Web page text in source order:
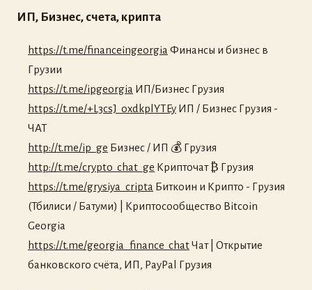
ИП, Бизнес, счета, крипта
https://t.me/financeingeorgia Финансы и бизнес в
Грузии
https://t.me/ipgeorgia ИП/Бизнес Грузия
https://t.me/+L3csJ_oxdkplYTEy ИП / Бизнес Грузия -
ЧАТ
http://t.me/ip_ge Бизнес / ИП 💰 Грузия
http://t.me/crypto_chat_ge Крипточат ₿ Грузия
https://t.me/grysiya_cripta Биткоин и Крипто - Грузия
(Тбилиси / Батуми) | Криптосообщество Bitcoin
Georgia
https://t.me/georgia_finance_chatЧат | Открытие
банковского счёта, ИП, PayPal Грузия